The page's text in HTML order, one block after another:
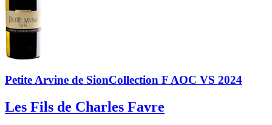
Petite Arvine de SionCollection F AOC VS 2024
Les Fils de Charles Favre